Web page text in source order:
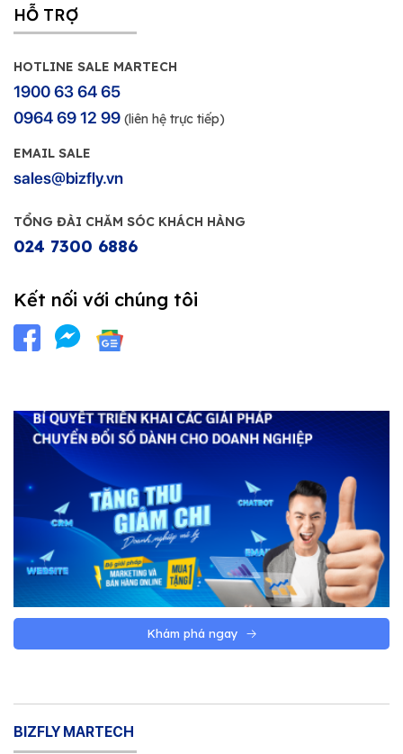
HỖ TRỢ
HOTLINE SALE MARTECH
1900 63 64 65
0964 69 12 99 (liên hệ trực tiếp)
EMAIL SALE
sales@bizfly.vn
TỔNG ĐÀI CHĂM SÓC KHÁCH HÀNG
024 7300 6886
Kết nối với chúng tôi
Khám phá ngay
BIZFLY MARTECH